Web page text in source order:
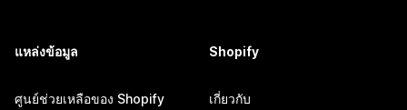
แหล่งข้อมูล
ศูนย์ช่วยเหลือของ Shopify
Shopify
เกี่ยวกับ